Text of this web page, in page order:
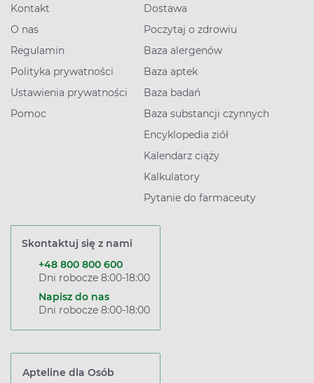
Kontakt
O nas
Regulamin
Polityka prywatności
Ustawienia prywatności
Pomoc
Dostawa
Poczytaj o zdrowiu
Baza alergenów
Baza aptek
Baza badań
Baza substancji czynnych
Encyklopedia ziół
Kalendarz ciąży
Kalkulatory
Pytanie do farmaceuty
Skontaktuj się z nami
+48 800 800 600
Dni robocze 8:00-18:00
Napisz do nas
Dni robocze 8:00-18:00
Apteline dla Osób